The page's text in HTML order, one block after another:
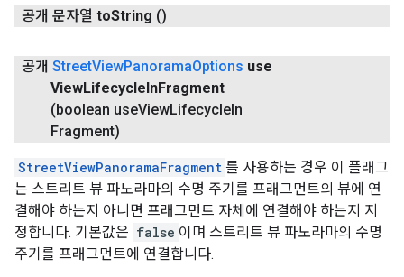
공개 문자열 toString ()
공개 StreetViewPanoramaOptions use
ViewLifecycleInFragment
(boolean useViewLifecycleIn
Fragment)
StreetViewPanoramaFragment 를 사용하는 경우 이 플래그
는 스트리트 뷰 파노라마의 수명 주기를 프래그먼트의 뷰에 연
결해야 하는지 아니면 프래그먼트 자체에 연결해야 하는지 지
정합니다. 기본값은 false 이며 스트리트 뷰 파노라마의 수명
주기를 프래그먼트에 연결합니다.